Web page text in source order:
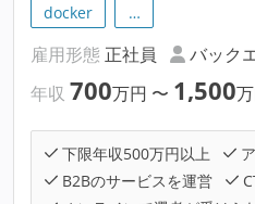
docker
…
雇用形態 正社員 バック
年収 700万円 〜 1,500
下限年収500万円以上
B2Bのサービスを運営